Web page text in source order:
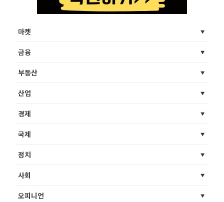
마켓
금융
부동산
산업
경제
국제
정치
사회
오피니언